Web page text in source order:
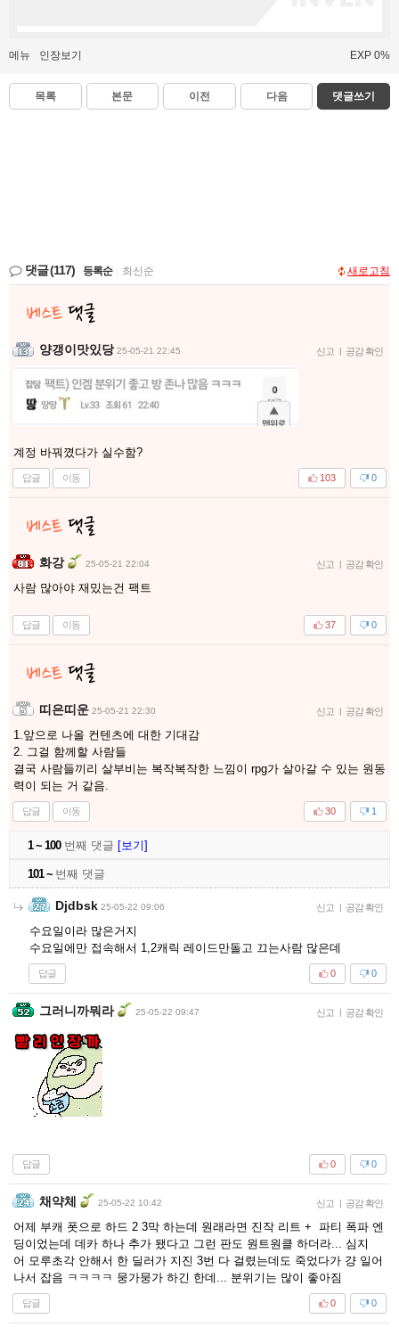
메뉴 인장보기 EXP 0%
목록 본문 이전 다음 댓글쓰기
댓글(117) 등록순 최신순 새로고침
양갱이맛있당 25-05-21 22:45 신고 | 공감 확인
계정 바꿔꼈다가 실수함?
답글 이동 0
103
화강 25-05-21 22:04 신고 | 공감 확인
사람 많아야 재밌는건 팩트
답글 이동 0
37
띠은띠운 25-05-21 22:30 신고 | 공감 확인
1.앞으로 나올 컨텐츠에 대한 기대감
2. 그걸 함께할 사람들
결국 사람들끼리 살부비는 복작복작한 느낌이 rpg가 살아갈 수 있는 원동
력이 되는 거 같음.
답글 이동 1
30
1 ~ 100번째 댓글 [보기]
101 ~ 번째 댓글
Djdbsk 25-05-22 09:06 신고 | 공감 확인
수요일이라 많은거지
수요일에만 접속해서 1,2캐릭 레이드만돌고 끄는사람 많은데
답글 0
0
그러니까뭐라 25-05-22 09:47 신고 | 공감 확인
답글 0
0
채약체 25-05-22 10:42 신고 | 공감 확인
어제 부캐 폿으로 하드 2 3막 하는데 원래라면 진작 리트 + 파티 폭파 엔
딩이었는데 데카 하나 추가 됐다고 그런 판도 원트원클 하더라... 심지
어 모루초각 안해서 한 딜러가 지진 3번 다 걸렸는데도 죽었다가 걍 일어
나서 잡음 ㅋㅋㅋㅋ 뭉가뭉가 하긴 한데... 분위기는 많이 좋아짐
답글 0
0